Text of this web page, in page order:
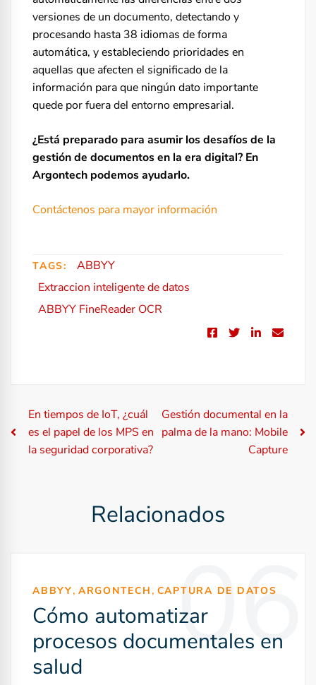
versiones de un documento, detectando y
procesando hasta 38 idiomas de forma
automática, y estableciendo prioridades en
aquellas que afecten el significado de la
información para que ningún dato importante
quede por fuera del entorno empresarial.
¿Está preparado para asumir los desafíos de la
gestión de documentos en la era digital? En
Argontech podemos ayudarlo.
Contáctenos para mayor información
TAGS:
ABBYY
Extraccion inteligente de datos
ABBYY FineReader OCR
En tiempos de IoT, ¿cuál
es el papel de los MPS en
la seguridad corporativa?
Gestión documental en la
palma de la mano: Mobile
Capture
Relacionados
06
ABBYY, ARGONTECH , CAPTURA DE DATOS
Cómo automatizar
procesos documentales en
salud